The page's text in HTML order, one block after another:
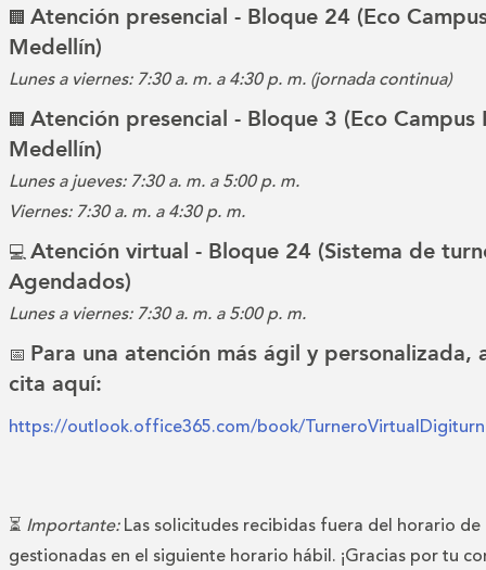
🏢 Atención presencial - Bloque 24 (Eco
Medellín)
Lunes a viernes: 7:30 a. m. a 4:30 p. m. (jornada continua)
🏢 Atención presencial - Bloque 3 (Eco Campus
Medellín)
Lunes a jueves: 7:30 a. m. a 5:00 p. m.
Viernes: 7:30 a. m. a 4:30 p. m.
💻Atención virtual - Bloque 24 (Sistema de
Agendados)
Lunes a viernes: 7:30 a. m. a 5:00 p. m.
📅 Para una atención más ágil y personalizada,
cita aquí:
https://outlook.office365.com/book/
⏳ Importante:Las solicitudes recibidas fuera del horario de
gestionadas en el siguiente horario hábil. ¡Gracias por tu